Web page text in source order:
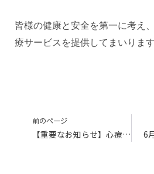
皆様の健康と安全を第一に考え
療サービスを提供してまいります
前のページ
【重要なお知らせ】心療内科初診の受け入れ中止について 6